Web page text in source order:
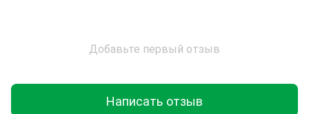
Добавьте первый отзыв
Написать отзыв